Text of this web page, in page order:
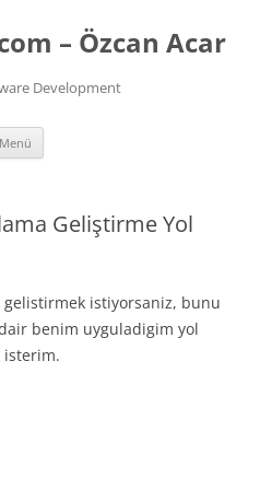
– Özcan Acar
Development
Menü
Geliştirme Yol
istiyorsaniz, bunu
benim uyguladigim yol
isterim.